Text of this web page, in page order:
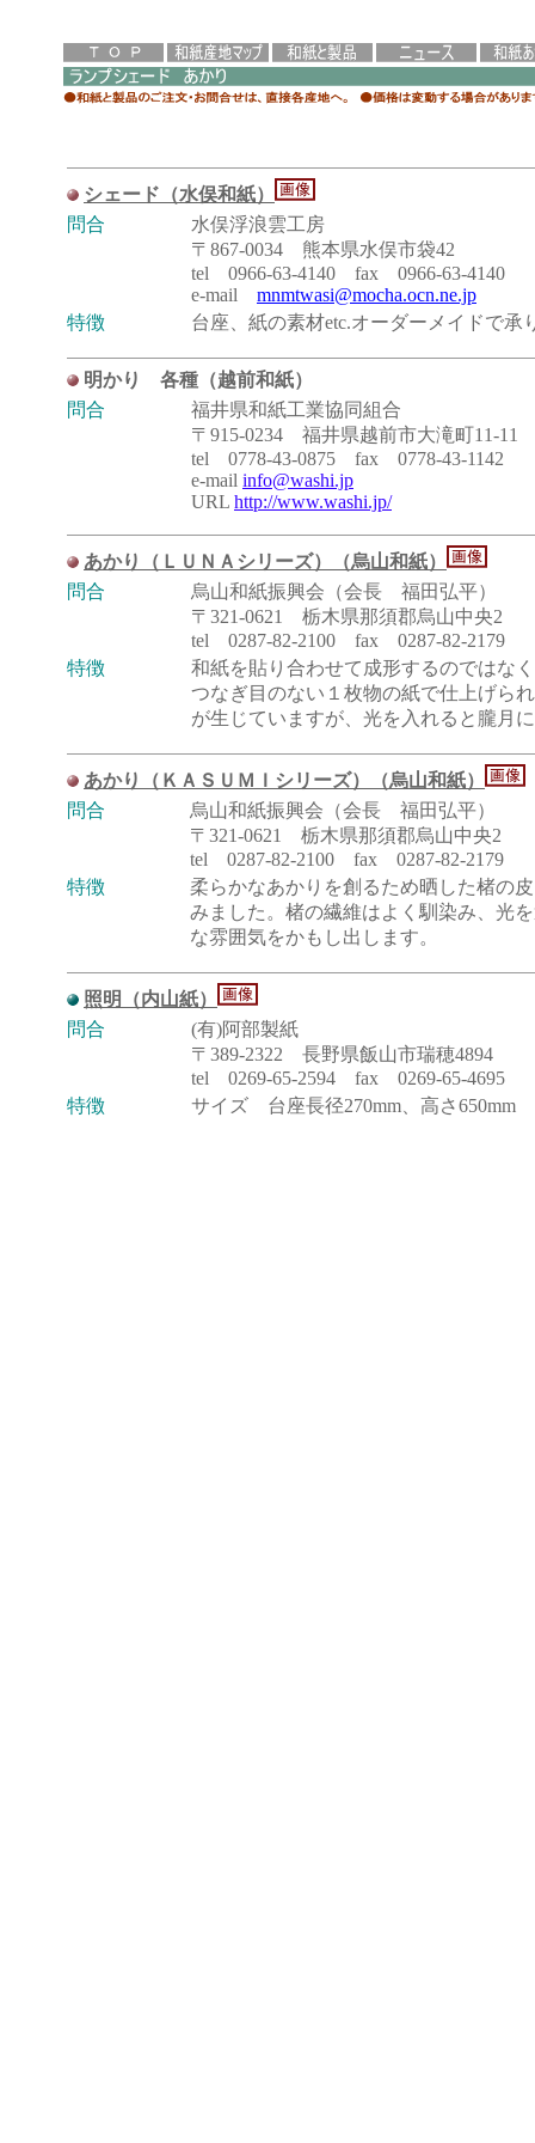
シェード（水俣和紙）
問合
水俣浮浪雲工房
〒867-0034 熊本県水俣市袋42
tel 0966-63-4140 fax 0966-63-4140
e-mail mnmtwasi@mocha.ocn.ne.jp
特徴
台座、紙の素材etc.オーダーメイドで承
明かり 各種（越前和紙）
問合
福井県和紙工業協同組合
〒915-0234 福井県越前市大滝町11-11
tel 0778-43-0875 fax 0778-43-1142
e-mail info@washi.jp
URL http://www.washi.jp/
あかり（ＬＵＮＡシリーズ）（烏山和紙）
問合
烏山和紙振興会（会長 福田弘平）
〒321-0621 栃木県那須郡烏山中央2
tel 0287-82-2100 fax 0287-82-2179
特徴
和紙を貼り合わせて成形するのではな
つなぎ目のない１枚物の紙で仕上げら
が生じていますが、光を入れると朧月
あかり（ＫＡＳＵＭＩシリーズ）（烏山和紙）
問合
烏山和紙振興会（会長 福田弘平）
〒321-0621 栃木県那須郡烏山中央2
tel 0287-82-2100 fax 0287-82-2179
特徴
柔らかなあかりを創るため晒した楮の
みました。楮の繊維はよく馴染み、光
な雰囲気をかもし出します。
照明（内山紙）
問合
(有)阿部製紙
〒389-2322 長野県飯山市瑞穂4894
tel 0269-65-2594 fax 0269-65-4695
特徴
サイズ 台座長径270mm、高さ650mm